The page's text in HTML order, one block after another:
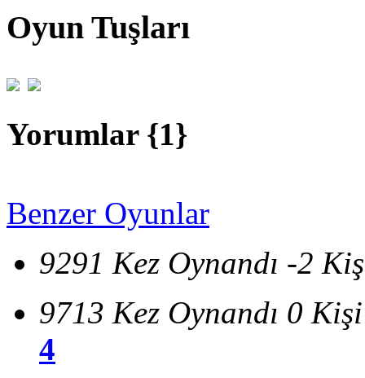
Oyun Tuşları
Yorumlar {1}
Benzer Oyunlar
9291 Kez Oynandı -2
9713 Kez Oynandı 0
4